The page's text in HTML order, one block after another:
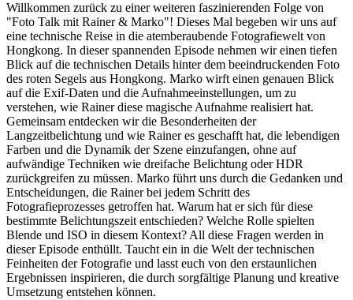
Willkommen zurück zu einer weiteren faszinierenden Folge von
"Foto Talk mit Rainer & Marko"! Dieses Mal begeben wir uns auf
eine technische Reise in die atemberaubende Fotografiewelt von
Hongkong. In dieser spannenden Episode nehmen wir einen tiefen
Blick auf die technischen Details hinter dem beeindruckenden Foto
des roten Segels aus Hongkong. Marko wirft einen genauen Blick
auf die Exif-Daten und die Aufnahmeeinstellungen, um zu
verstehen, wie Rainer diese magische Aufnahme realisiert hat.
Gemeinsam entdecken wir die Besonderheiten der
Langzeitbelichtung und wie Rainer es geschafft hat, die lebendigen
Farben und die Dynamik der Szene einzufangen, ohne auf
aufwändige Techniken wie dreifache Belichtung oder HDR
zurückgreifen zu müssen. Marko führt uns durch die Gedanken und
Entscheidungen, die Rainer bei jedem Schritt des
Fotografieprozesses getroffen hat. Warum hat er sich für diese
bestimmte Belichtungszeit entschieden? Welche Rolle spielten
Blende und ISO in diesem Kontext? All diese Fragen werden in
dieser Episode enthüllt. Taucht ein in die Welt der technischen
Feinheiten der Fotografie und lasst euch von den erstaunlichen
Ergebnissen inspirieren, die durch sorgfältige Planung und kreative
Umsetzung entstehen können.